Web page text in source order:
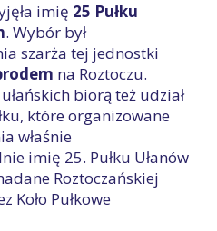
imię 25 Pułku
. Wybór był
szarża tej jednostki
na Roztoczu.
biorą też udział
które organizowane
właśnie
imię 25. Pułku Ułanów
Roztoczańskiej
Koło Pułkowe